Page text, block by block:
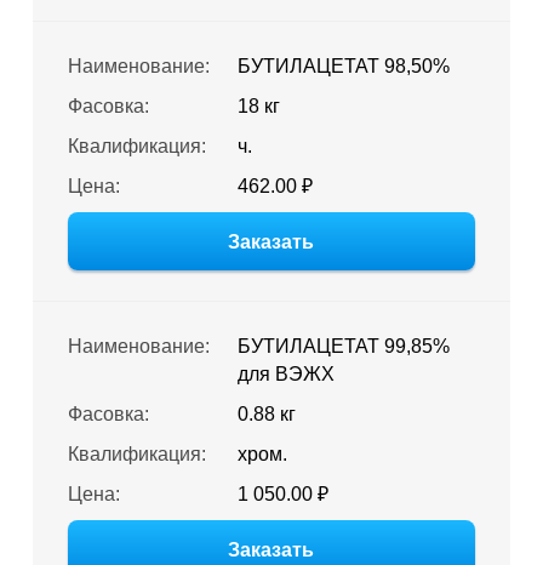
Наименование:
БУТИЛАЦЕТАТ 98,50%
Фасовка:
18 кг
Квалификация:
ч.
Цена:
462.00 ₽
Заказать
Наименование:
БУТИЛАЦЕТАТ 99,85%
для ВЭЖХ
Фасовка:
0.88 кг
Квалификация:
хром.
Цена:
1 050.00 ₽
Заказать